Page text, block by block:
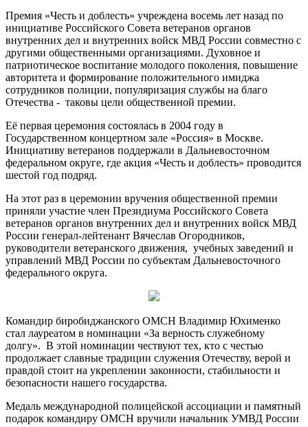
Премия «Честь и доблесть» учреждена восемь лет назад по
инициативе Российского Совета ветеранов органов
внутренних дел и внутренних войск МВД России совместно с
другими общественными организациями. Духовное и
патриотическое воспитание молодого поколения, повышение
авторитета и формирование положительного имиджа
сотрудников полиции, популяризация службы на благо
Отечества - таковы цели общественной премии.
Её первая церемония состоялась в 2004 году в
Государственном концертном зале «Россия» в Москве.
Инициативу ветеранов поддержали в Дальневосточном
федеральном округе, где акция «Честь и доблесть» проводится
шестой год подряд.
На этот раз в церемонии вручения общественной премии
приняли участие член Президиума Российского Совета
ветеранов органов внутренних дел и внутренних войск МВД
России генерал-лейтенант Вячеслав Огородников,
руководители ветеранского движения, учебных заведений и
управлений МВД России по субъектам Дальневосточного
федерального округа.
Командир биробиджанского ОМСН Владимир Юхименко
стал лауреатом в номинации «За верность служебному
долгу». В этой номинации чествуют тех, кто с честью
продолжает славные традиции служения Отечеству, верой и
правдой стоит на укреплении законности, стабильности и
безопасности нашего государства.
Медаль международной полицейской ассоциации и памятный
подарок командиру ОМСН вручили начальник УМВД России